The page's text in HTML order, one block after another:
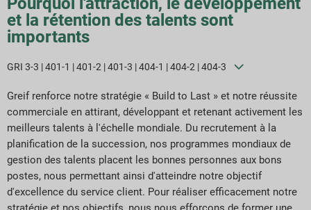
et la rétention des talents sont
importants
GRI 3-3 | 401-1 | 401-2 | 401-3 | 404-1 | 404-2 | 404-3
Greif renforce notre stratégie « Build to Last » et notre réussite
commerciale en attirant, développant et retenant activement les
meilleurs talents à l'échelle mondiale. Du recrutement à la
planification de la succession, nos programmes mondiaux de
gestion des talents placent les bonnes personnes aux bons
postes, nous permettant ainsi d'atteindre notre objectif
d'excellence du service client. Pour réaliser efficacement notre